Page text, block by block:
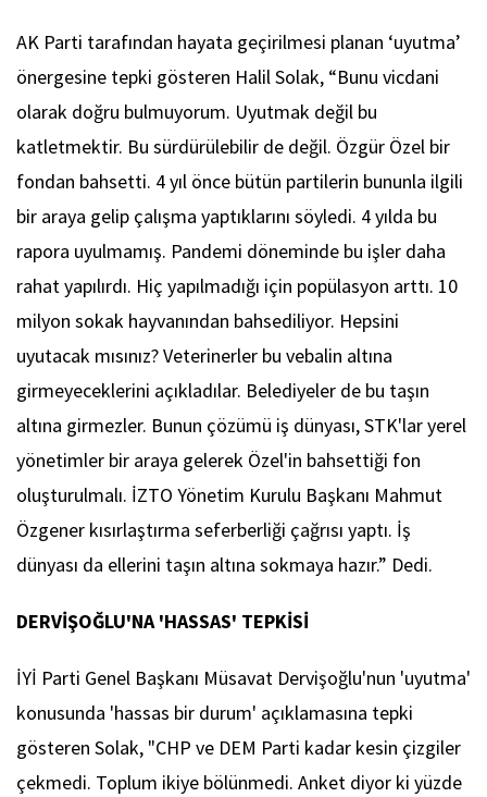
AK Parti tarafından hayata geçirilmesi planan ‘uyutma’
önergesine tepki gösteren Halil Solak, “Bunu vicdani
olarak doğru bulmuyorum. Uyutmak değil bu
katletmektir. Bu sürdürülebilir de değil. Özgür Özel bir
fondan bahsetti. 4 yıl önce bütün partilerin bununla ilgili
bir araya gelip çalışma yaptıklarını söyledi. 4 yılda bu
rapora uyulmamış. Pandemi döneminde bu işler daha
rahat yapılırdı. Hiç yapılmadığı için popülasyon arttı. 10
milyon sokak hayvanından bahsediliyor. Hepsini
uyutacak mısınız? Veterinerler bu vebalin altına
girmeyeceklerini açıkladılar. Belediyeler de bu taşın
altına girmezler. Bunun çözümü iş dünyası, STK'lar yerel
yönetimler bir araya gelerek Özel'in bahsettiği fon
oluşturulmalı. İZTO Yönetim Kurulu Başkanı Mahmut
Özgener kısırlaştırma seferberliği çağrısı yaptı. İş
dünyası da ellerini taşın altına sokmaya hazır.” Dedi.
DERVİŞOĞLU'NA 'HASSAS' TEPKİSİ
İYİ Parti Genel Başkanı Müsavat Dervişoğlu'nun 'uyutma'
konusunda 'hassas bir durum' açıklamasına tepki
gösteren Solak, "CHP ve DEM Parti kadar kesin çizgiler
çekmedi. Toplum ikiye bölünmedi. Anket diyor ki yüzde